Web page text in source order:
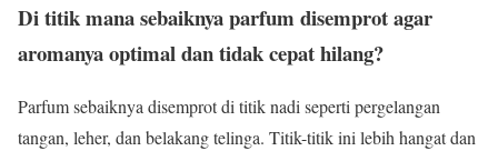
Di titik mana sebaiknya parfum disemprot agar
aromanya optimal dan tidak cepat hilang?
Parfum sebaiknya disemprot di titik nadi seperti pergelangan
tangan, leher, dan belakang telinga. Titik-titik ini lebih hangat dan